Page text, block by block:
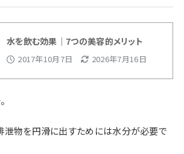
水を飲む効果｜7つの美容的メリット
2017年10月7日 2026年7月16日
泄物を円滑に出すためには水分が必要で